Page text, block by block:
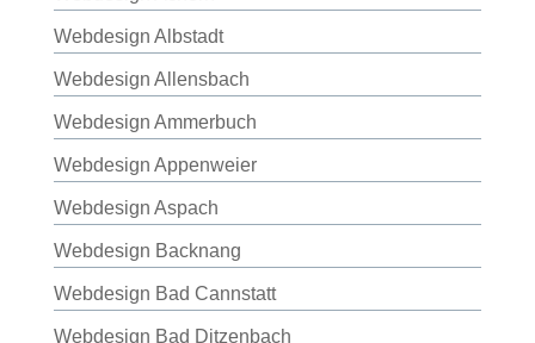
Webdesign Albstadt
Webdesign Allensbach
Webdesign Ammerbuch
Webdesign Appenweier
Webdesign Aspach
Webdesign Backnang
Webdesign Bad Cannstatt
Webdesign Bad Ditzenbach